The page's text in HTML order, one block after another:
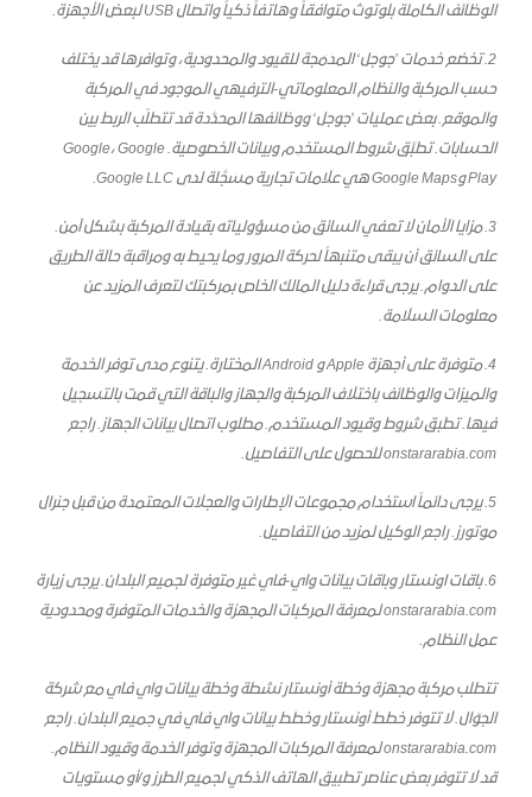
الوظائف الكاملة بلوتوث متوافقاً وهاتفاً ذكياً واتصال USB لبعض الأجهزة.
2. تخضع خدمات ’جوجل‘ المدمَجة للقيود والمحدودية، وتوافرها قد يختلف
حسب المركبة والنظام المعلوماتي-الترفيهي الموجود في المركبة
والموقع. بعض عمليات ’جوجل‘ ووظائفها المحدَّدة قد تتطلّب الربط بين
الحسابات. تطبَّق شروط المستخدِم وبيانات الخصوصية. Google، Google
Play وGoogle Maps هي علامات تجارية مسجَّلة لدى Google LLC.
3. مزايا الأمان لا تعفي السائق من مسؤولياته بقيادة المركبة بشكل آمن.
على السائق أن يبقى متنبهاً لحركة المرور وما يحيط به ومراقبة حالة الطريق
على الدوام. يرجى قراءة دليل المالك الخاص بمركبتك لتعرف المزيد عن
معلومات السلامة.
4. متوفرة على أجهزة Apple و Android المختارة. يتنوع مدى توفر الخدمة
والميزات والوظائف باختلاف المركبة والجهاز والباقة التي قمت بالتسجيل
فيها. تطبق شروط وقيود المستخدم. مطلوب اتصال بيانات الجهاز. راجع
onstararabia.com للحصول على التفاصيل.
5. يرجى دائماً استخدام مجموعات الإطارات والعجلات المعتمدة من قبل جنرال
موتورز. راجع الوكيل لمزيد من التفاصيل.
6. باقات اونستار وباقات بيانات واي-فاي غير متوفرة لجميع البلدان. يرجى زيارة
onstararabia.com لمعرفة المركبات المجهزة والخدمات المتوفرة ومحدودية
عمل النظام.
تتطلب مركبة مجهزة وخطة أونستار نشطة وخطة بيانات واي فاي مع شركة
الجوّال. لا تتوفر خطط أونستار وخطط بيانات واي فاي في جميع البلدان. راجع
onstararabia.com لمعرفة المركبات المجهزة وتوفر الخدمة وقيود النظام.
قد لا تتوفر بعض عناصر تطبيق الهاتف الذكي لجميع الطرز و/أو مستويات